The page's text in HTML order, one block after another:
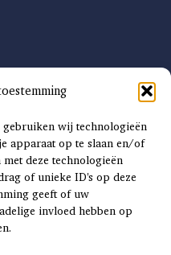
gebruiken wij technologieën
apparaat op te slaan en/of
deze technologieën
of unieke ID's op deze
geeft of uw
invloed hebben op